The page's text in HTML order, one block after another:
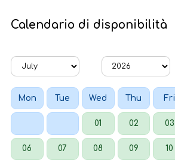
Calendario di disponibilità
Mon Tue Wed Thu Fri
01 02 03
06 07 08 09 10